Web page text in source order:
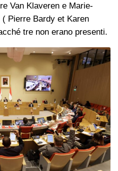
Van Klaveren e Marie-
Pierre Bardy et Karen
tre non erano presenti.